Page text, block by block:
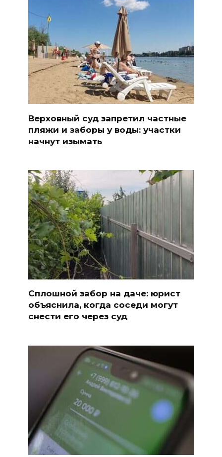
Верховный суд запретил частные
пляжи и заборы у воды: участки
начнут изымать
Сплошной забор на даче: юрист
объяснила, когда соседи могут
снести его через суд